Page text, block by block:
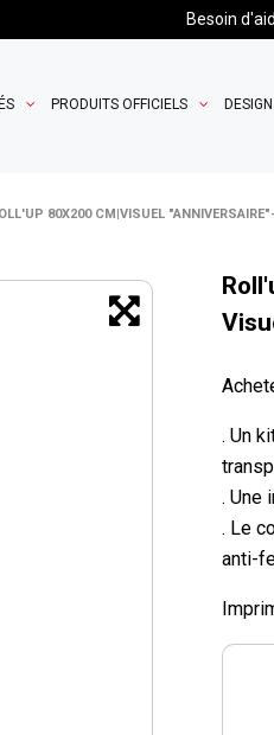
Besoin
PRODUITS OFFICIELS
80X200 CM|VISUEL
. Un
. Une
. Le
anti-